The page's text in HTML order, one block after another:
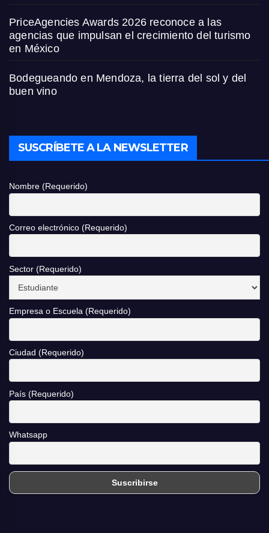
PriceAgencies Awards 2026 reconoce a las
agencias que impulsan el crecimiento del turismo
en México
Bodegueando en Mendoza, la tierra del sol y del
buen vino
SUSCRÍBETE A LA NEWSLETTER
Nombre (Requerido)
Correo electrónico (Requerido)
Sector (Requerido)
Empresa o Escuela (Requerido)
Ciudad (Requerido)
País (Requerido)
Whatsapp